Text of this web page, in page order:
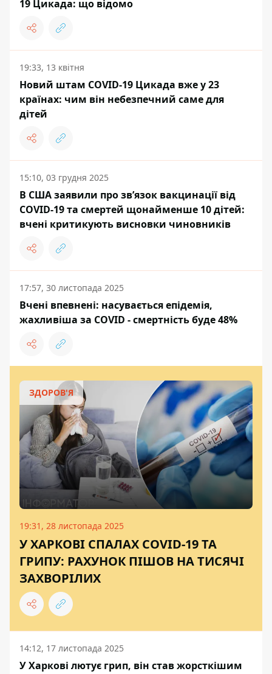
19 Цикада: що відомо
19:33, 13 квітня
Новий штам COVID-19 Цикада вже у 23
країнах: чим він небезпечний саме для
дітей
15:10, 03 грудня 2025
В США заявили про зв’язок вакцинації від
COVID-19 та смертей щонайменше 10 дітей:
вчені критикують висновки чиновників
17:57, 30 листопада 2025
Вчені впевнені: насувається епідемія,
жахливіша за COVID - смертність буде 48%
ЗДОРОВ'Я
19:31, 28 листопада 2025
У ХАРКОВІ СПАЛАХ COVID-19 ТА
ГРИПУ: РАХУНОК ПІШОВ НА ТИСЯЧІ
ЗАХВОРІЛИХ
14:12, 17 листопада 2025
У Харкові лютує грип, він став жорсткішим